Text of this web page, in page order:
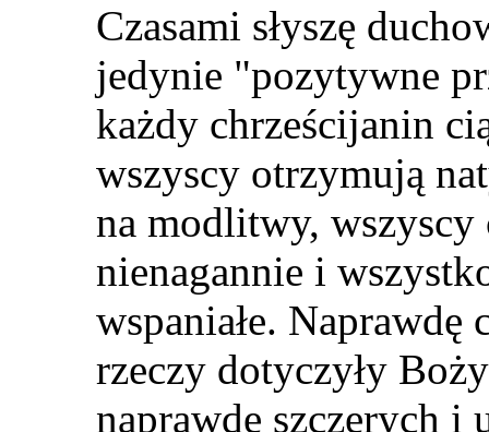
Czasami słyszę
jedynie "pozytywne
każdy chrześcijanin
wszyscy otrzymują
na modlitwy, wszyscy
nienagannie i
wspaniałe. Naprawdę
rzeczy dotyczyły
naprawdę szczerych i